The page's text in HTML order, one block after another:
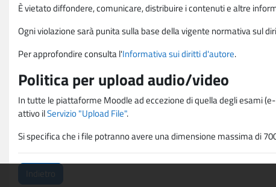
È vietato diffondere, comunicare, distribuire i contenuti e altre
Ogni violazione sarà punita sulla base della vigente normativa sul
Per approfondire consulta l'Informativa sui diritti d'autore.
Politica per upload audio/video
In tutte le piattaforme Moodle ad eccezione di quella degli esami
attivo ilServizio "Upload File".
Si specifica che i file potranno avere una dimensione massima di
Indietro